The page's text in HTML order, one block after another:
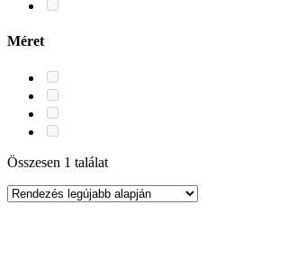
Méret
Összesen 1 találat